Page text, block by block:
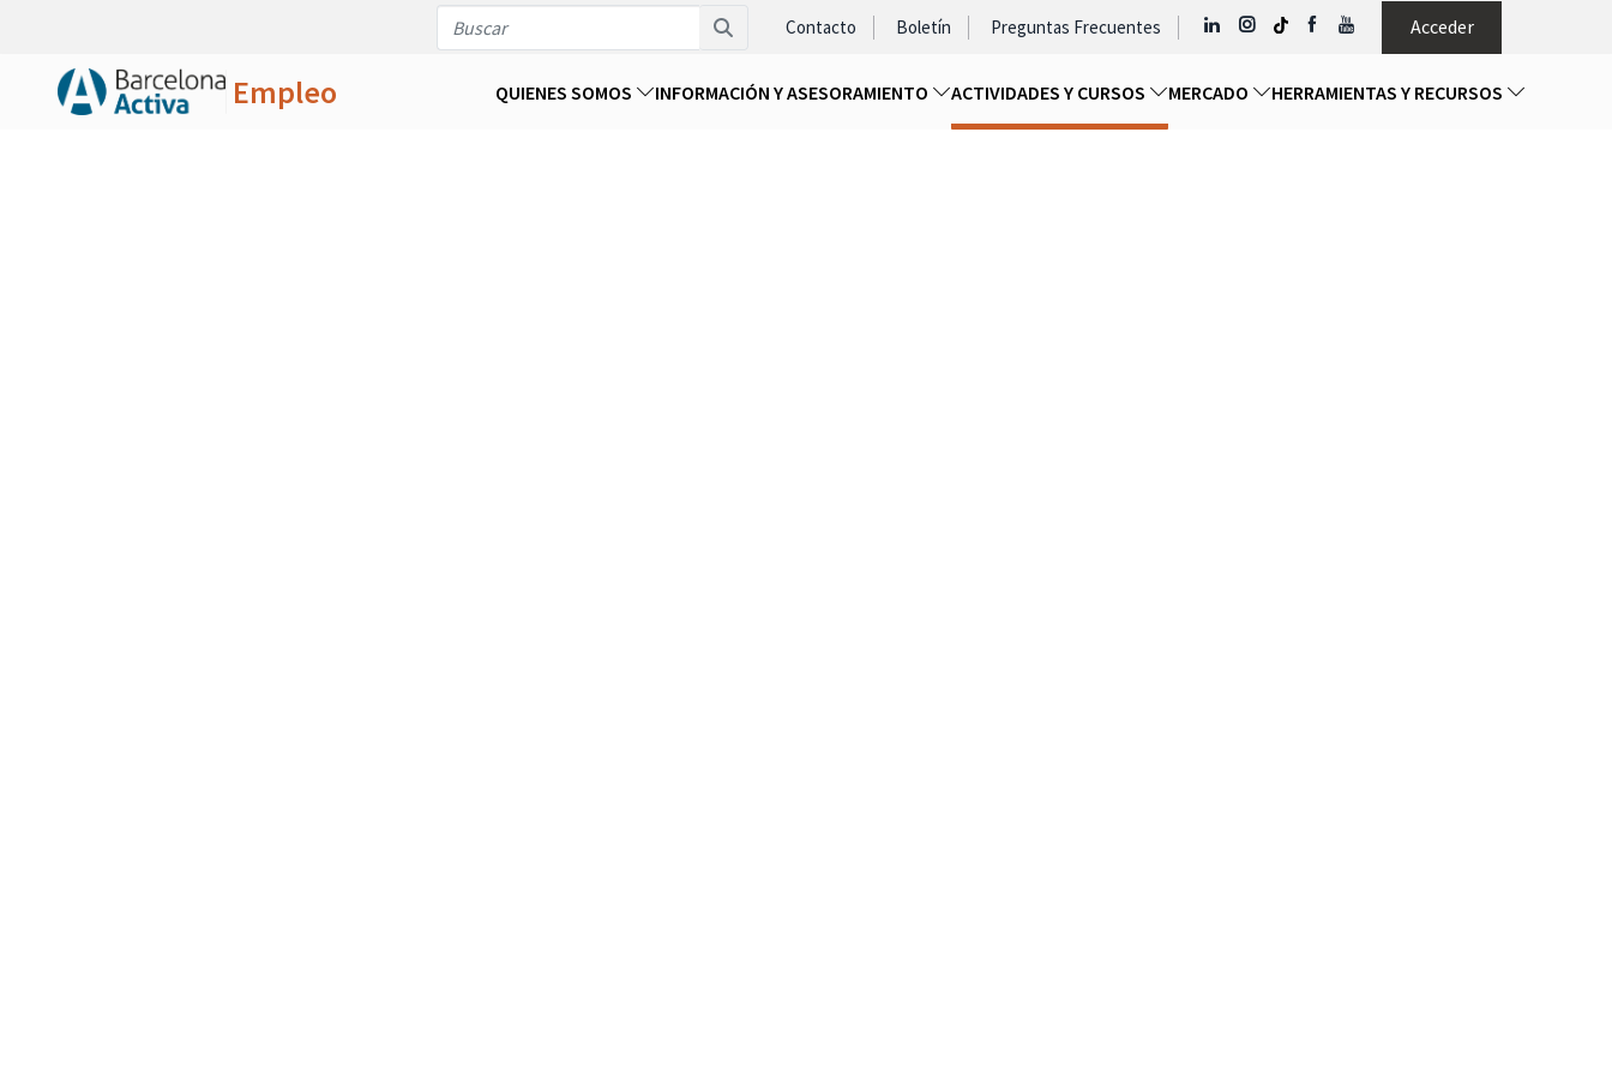
Contacto Boletín Preguntas Frecuentes Acceder
Empleo QUIENES SOMOS INFORMACIÓN Y ASESORAMIENTO ACTIVIDADES Y CURSOS MERCADO HERRAMIENTAS Y RECURSOS